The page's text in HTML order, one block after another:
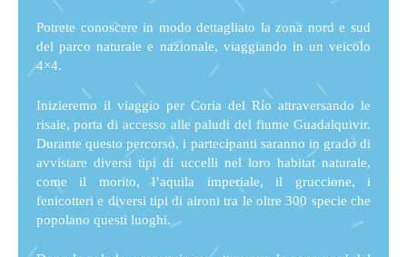
Potrete conoscere in modo dettagliato la zona nord e sud
del parco naturale e nazionale, viaggiando in un veicolo
4×4.
Inizieremo il viaggio per Coria del Río attraversando le
risaie, porta di accesso alle paludi del fiume Guadalquivir.
Durante questo percorso, i partecipanti saranno in grado di
avvistare diversi tipi di uccelli nel loro habitat naturale,
come il morito, l’aquila imperiale, il gruccione, i
fenicotteri e diversi tipi di aironi tra le oltre 300 specie che
popolano questi luoghi.